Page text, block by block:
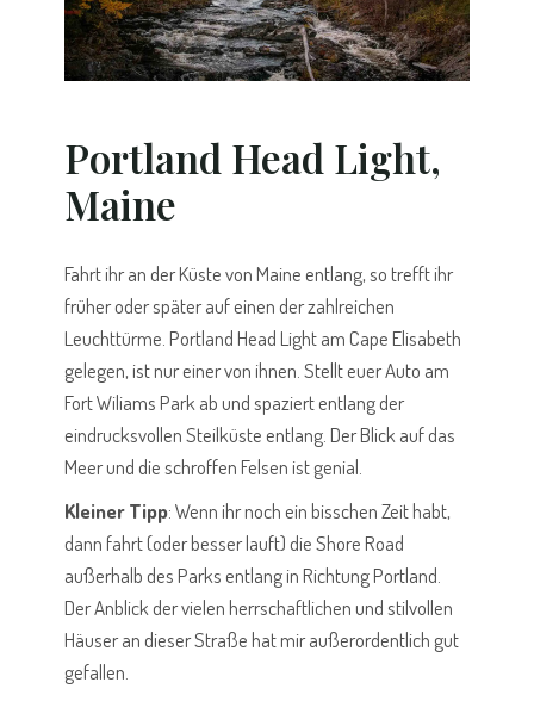
Portland Head Light,
Maine
Fahrt ihr an der Küste von Maine entlang, so trefft ihr
früher oder später auf einen der zahlreichen
Leuchttürme. Portland Head Light am Cape Elisabeth
gelegen, ist nur einer von ihnen. Stellt euer Auto am
Fort Wiliams Park ab und spaziert entlang der
eindrucksvollen Steilküste entlang. Der Blick auf das
Meer und die schroffen Felsen ist genial.
KleinerTipp: Wenn ihr noch ein bisschen Zeit habt,
dann fahrt (oder besser lauft) die Shore Road
außerhalb des Parks entlang in Richtung Portland.
Der Anblick der vielen herrschaftlichen und stilvollen
Häuser an dieser Straße hat mir außerordentlich gut
gefallen.